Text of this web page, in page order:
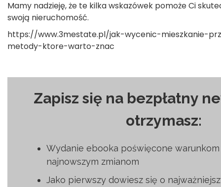
Mamy nadzieję, że te kilka wskazówek pomoże Ci
swoją nieruchomość.
https://www.3mestate.pl/jak-wycenic-mieszkanie-
metody-ktore-warto-znac
Zapisz się na bezpłatny
otrzymasz:
Wydanie ebooka poświęcone
najnowszym zmianom
Jako pierwszy dowiesz się o